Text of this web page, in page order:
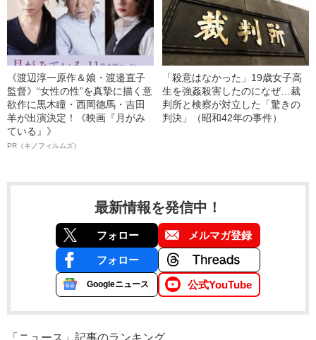
《渡辺淳一原作＆娘・渡邉直子
監督》“女性の性”を真摯に描く意
欲作に黒木瞳・西岡德馬・吉田
羊が出演決定！《映画『月がみ
ている』》
PR（キノフィルムズ）
「殺意はなかった」19歳女子高
生を強姦殺害したのになぜ…裁
判所と検察が対立した「驚きの
判決」（昭和42年の事件）
最新情報を発信中！
フォロー メルマガ登録
フォロー
Googleニュース 公式YouTube
「ニュース」記事のランキング